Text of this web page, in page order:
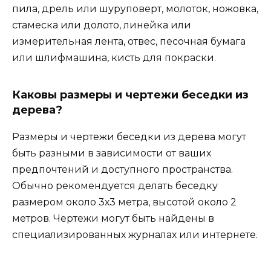
пила, дрель или шуруповерт, молоток, ножовка,
стамеска или долото, линейка или
измерительная лента, отвес, песочная бумага
или шлифмашина, кисть для покраски.
Каковы размеры и чертежи беседки из
дерева?
Размеры и чертежи беседки из дерева могут
быть разными в зависимости от ваших
предпочтений и доступного пространства.
Обычно рекомендуется делать беседку
размером около 3х3 метра, высотой около 2
метров. Чертежи могут быть найдены в
специализированных журналах или интернете.